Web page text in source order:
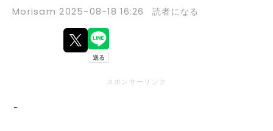
Morisam 2025-08-18 16:26 読者になる
スポンサーリンク